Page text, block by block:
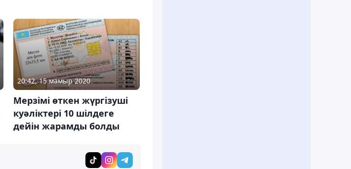
20:42, 15 мамыр 2020
Мерзімі өткен жүргізуші
куәліктері 10 шілдеге
дейін жарамды болды